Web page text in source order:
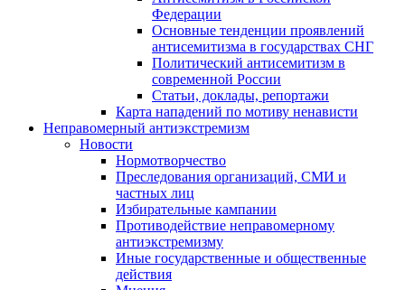
Федерации
Основные тенденции проявлений
антисемитизма в государствах СНГ
Политический антисемитизм в
современной России
Статьи, доклады, репортажи
Карта нападений по мотиву ненависти
Неправомерный антиэкстремизм
Новости
Нормотворчество
Преследования организаций, СМИ и
частных лиц
Избирательные кампании
Противодействие неправомерному
антиэкстремизму
Иные государственные и общественные
действия